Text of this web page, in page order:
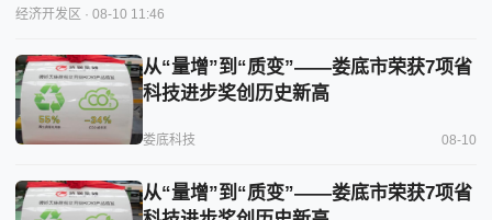
经济开发区 · 08-10 11:46
从“量增”到“质变”——娄底市荣获7项省
科技进步奖创历史新高
娄底科技 08-10
从“量增”到“质变”——娄底市荣获7项省